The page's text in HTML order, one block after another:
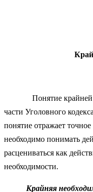
Крайняя
Понятие крайней
части Уголовного
понятие отражает
необходимо понимать
расцениваться как
необходимости.
Крайняя